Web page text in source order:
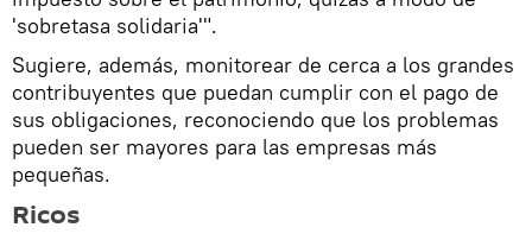
'sobretasa solidaria'".
Sugiere, además, monitorear de cerca a los grandes
contribuyentes que puedan cumplir con el pago de
sus obligaciones, reconociendo que los problemas
pueden ser mayores para las empresas más
pequeñas.
Ricos